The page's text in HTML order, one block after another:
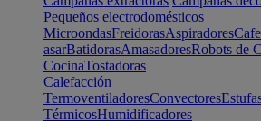
Pequeños electrodomésticos
MicroondasFreidorasAspiradores
asarBatidorasAmasadoresRobots de
CocinaTostadoras
Calefacción
TermoventiladoresConvectores
TérmicosHumidificadores